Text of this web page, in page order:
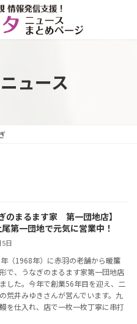
ュース
ぎのまるます家 第一団地店】
第一団地で元気に営業中！
日
（1968年）に赤羽の老舗から暖簾
で、うなぎのまるます家第一団地店
した。今年で創業56年目を迎え、二
荒井みゆきさんが営んでいます。九
を仕入れ、店で一枚一枚丁寧に串打